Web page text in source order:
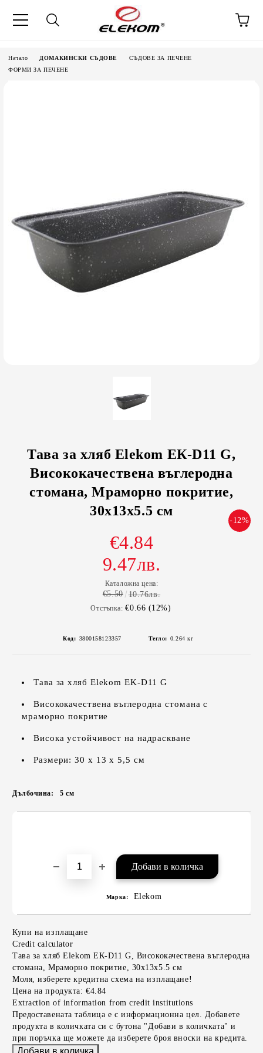
Начало ДОМАКИНСКИ СЪДОВЕ
СЪДОВЕ ЗА ПЕЧЕНЕ
ФОРМИ ЗА ПЕЧЕНЕ
Тава за хляб Elekom ЕК-D11 G,
Висококачествена въглеродна
стомана, Mраморно покритие,
30x13x5.5 см
-12%
€4.84
9.47лв.
Каталожна цена:
€5.50 10.76лв.
Отстъпка: €0.66 (12%)
Код: 3800158123357 Тегло: 0.264 кг
Тава за хляб Elekom EK-D11 G
Висококачествена въглеродна стомана с
мраморно покритие
Висока устойчивост на надраскване
Размери: 30 х 13 х 5,5 см
Дълбочина: 5см
Марка: Elekom
Купи на изплащане
Credit calculator
Тава за хляб Elekom ЕК-D11 G, Висококачествена въглеродна
стомана, Mраморно покритие, 30x13x5.5 см
Моля, изберете кредитна схема на изплащане!
Цена на продукта: €4.84
Extraction of information from credit institutions
Предоставената таблица е с информационна цел. Добавете
продукта в количката си с бутона "Добави в количката" и
при поръчка ще можете да изберете броя вноски на кредита.